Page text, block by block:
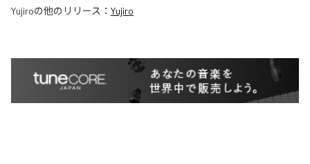
Yujiroの他のリリース： Yujiro